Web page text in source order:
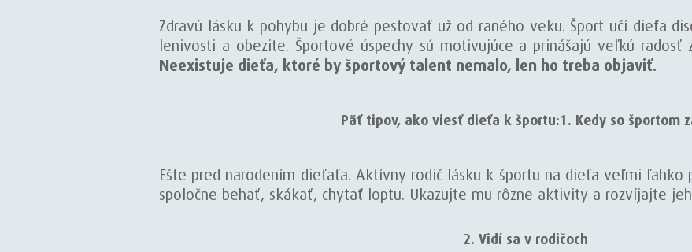
Zdravú lásku k pohybu je dobré pestovať už od raného veku. Šport učí dieťa
lenivosti a obezite. Športové úspechy sú motivujúce a prinášajú veľkú radosť
Neexistuje dieťa, ktoré by športový talent nemalo, len ho treba objaviť.
Päť tipov, ako viesť dieťa k športu:1. Kedy so športom
Ešte pred narodením dieťaťa. Aktívny rodič lásku k športu na dieťa veľmi ľahko
spoločne behať, skákať, chytať loptu. Ukazujte mu rôzne aktivity a rozvíjajte
2. Vidí sa v rodičoch